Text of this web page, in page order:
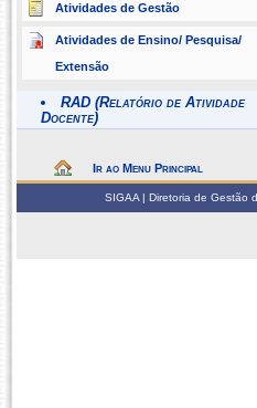
Atividades de Gestão
Atividades de Ensino/ Pesquisa/
Extensão
RAD (Relatório de Atividade
Docente)
Ir ao Menu Principal
SIGAA | Diretoria de Gestão